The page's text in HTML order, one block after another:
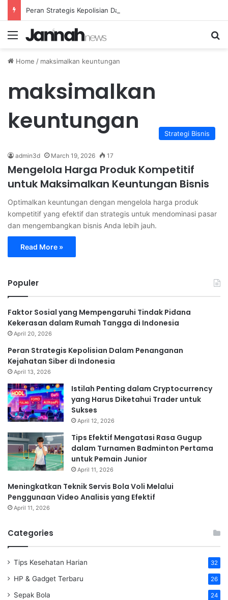
Menu
Home / maksimalkan keuntungan
maksimalkan
keuntungan
Strategi Bisnis
admin3d March 19, 2026 17
Mengelola Harga Produk Kompetitif
untuk Maksimalkan Keuntungan Bisnis
Optimalkan keuntungan dengan mengelola harga produk
kompetitif yang efektif dan strategis untuk mendominasi pasar
dan mengembangkan bisnis Anda lebih jauh.
Read More »
Populer
Faktor Sosial yang Mempengaruhi Tindak Pidana
Kekerasan dalam Rumah Tangga di Indonesia
April 20, 2026
Peran Strategis Kepolisian Dalam Penanganan
Kejahatan Siber di Indonesia
April 13, 2026
Istilah Penting dalam Cryptocurrency
yang Harus Diketahui Trader untuk
Sukses
April 12, 2026
Tips Efektif Mengatasi Rasa Gugup
dalam Turnamen Badminton Pertama
untuk Pemain Junior
April 11, 2026
Meningkatkan Teknik Servis Bola Voli Melalui
Penggunaan Video Analisis yang Efektif
April 11, 2026
Categories
Tips Kesehatan Harian 32
HP & Gadget Terbaru 26
Sepak Bola 24